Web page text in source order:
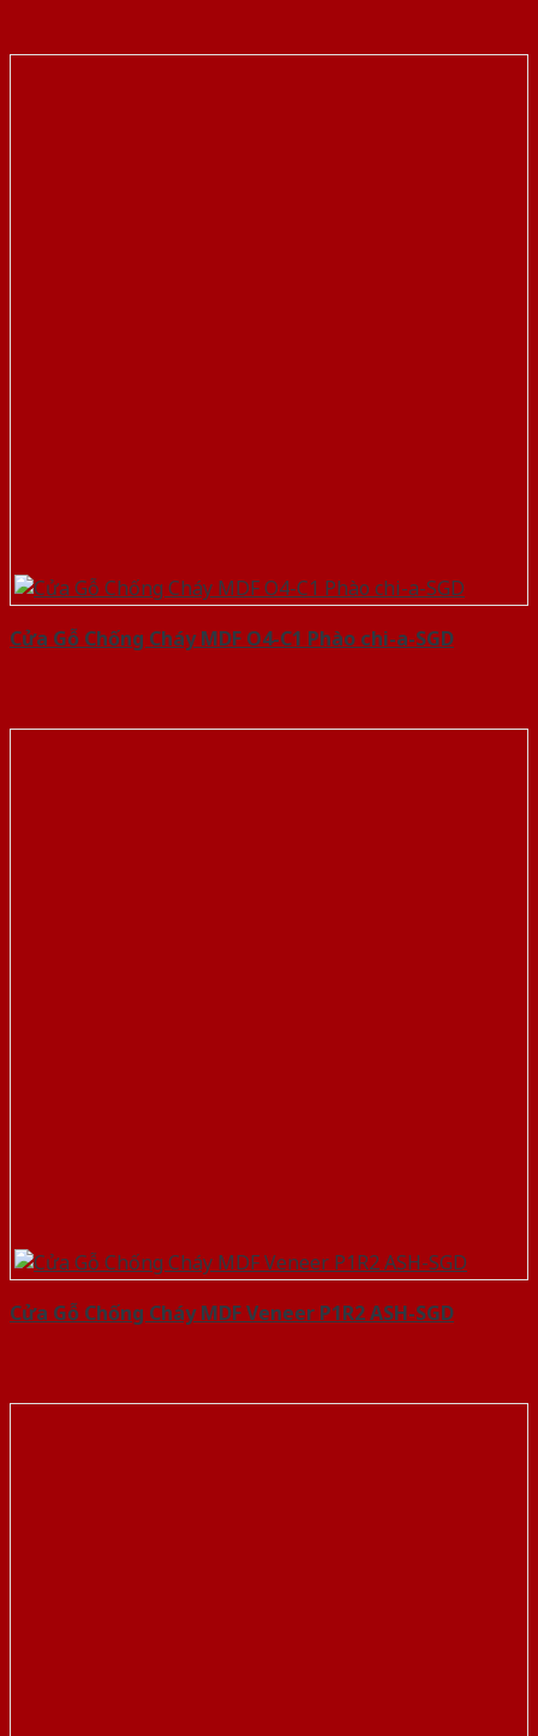
Cửa Gỗ Chống Cháy MDF O4-C1 Phào chi-a-SGD
Cửa Gỗ Chống Cháy MDF Veneer P1R2 ASH-SGD